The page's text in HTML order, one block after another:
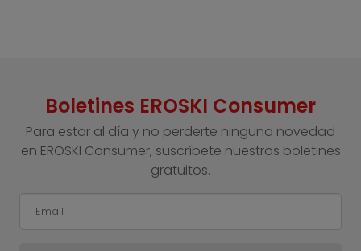
Boletines EROSKI Consumer
Para estar al día y no perderte ninguna novedad
en EROSKI Consumer, suscríbete nuestros boletines
gratuitos.